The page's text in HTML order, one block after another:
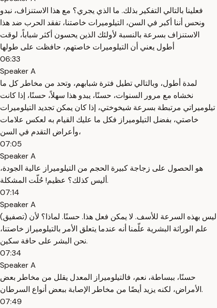
فعلينا بالتالي التفكير بذلك. ما الذي يجري؟ مع هذا الاستنزاف، نبدو
ونحس أننا أكبر في السن، التيلوميرات خاصتنا، تفقد الحرب ضد هذا
الاستنزاف بسرعة بالنسبة لأولئك الذين يحسون أكثر شباباً، لوقت
أطول يعني أن التيلوميرات خاصتهم، حافظت على طولها
06:33
Speaker A
لمدة أطول، وبالتالي تطيل فترة شبابهم، وتحد من مخاطر كل ما
نخشاه مع مرور السنوات، حسنًا، يبدو هذا سهلاً، حسنًا، إذا كانت
تيلوميراتي مرتبطة بسرعة شيخوختي، إذا كان يمكن تجديد التيلوميرات
خاصتي، بفضل التيلوميراز فكل ما عليك القيام به لعكس علامات
وأعراض التقدم في السن،
07:05
Speaker A
هو الحصول على زجاجة كبيرة الحجم من التيلوميراز عالية الجودة،
أليس كذلك؟ عظيم! حُلّت المشكلة.
07:14
Speaker A
(تصفيق) ليس بهذه السرعة للأسف. لا يمكن فعل هذا. حسنًا. لماذا؟ لأن
علم الوراثة البشرية علّمنا أنه عندما يتعلق الأمر بالتيلوميراز خاصتنا،
نحن البشر على حافة سكين.
07:34
Speaker A
حسنًا، ببساطة، نعم، فالتيلوميراز المعدل يقلل من مخاطر بعض
الأمراض، لكنه يزيد أيضًا من مخاطر الإصابة ببعض أنواع السرطان.
07:49